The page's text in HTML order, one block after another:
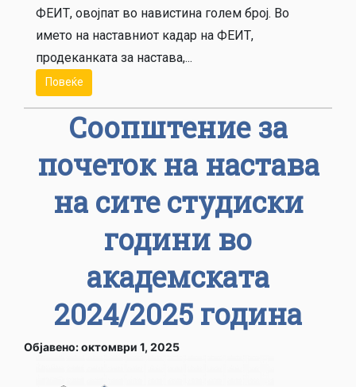
ФЕИТ, овојпат во навистина голем број. Во
името на наставниот кадар на ФЕИТ,
продеканката за настава,...
Повеќе
Соопштение за
почеток на настава
на сите студиски
години во
академската
2024/2025 година
Објавено: октомври 1, 2025